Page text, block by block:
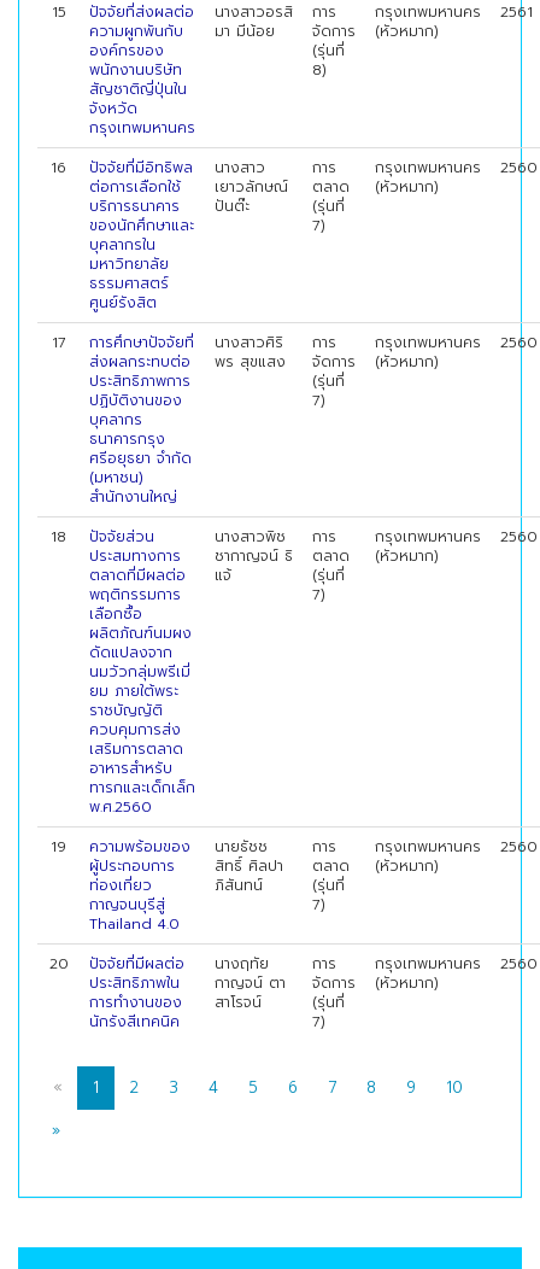
15
ปัจจัยที่ส่งผลต่อ
ความผูกพันกับ
องค์กรของ
พนักงานบริษัท
สัญชาติญี่ปุ่นใน
จังหวัด
กรุงเทพมหานคร
นางสาวอรสิ
มา มีน้อย
การ
จัดการ
(รุ่นที่
8)
กรุงเทพมหานคร
(หัวหมาก)
2561
16
ปัจจัยที่มีอิทธิพล
ต่อการเลือกใช้
บริการธนาคาร
ของนักศึกษาและ
บุคลากรใน
มหาวิทยาลัย
ธรรมศาสตร์
ศูนย์รังสิต
นางสาว
เยาวลักษณ์
ปันต๊ะ
การ
ตลาด
(รุ่นที่
7)
กรุงเทพมหานคร
(หัวหมาก)
2560
17
การศึกษาปัจจัยที่
ส่งผลกระทบต่อ
ประสิทธิภาพการ
ปฏิบัติงานของ
บุคลากร
ธนาคารกรุง
ศรีอยุธยา จำกัด
(มหาชน)
สำนักงานใหญ่
นางสาวศิริ
พร สุขแสง
การ
จัดการ
(รุ่นที่
7)
กรุงเทพมหานคร
(หัวหมาก)
2560
18
ปัจจัยส่วน
ประสมทางการ
ตลาดที่มีผลต่อ
พฤติกรรมการ
เลือกซื้อ
ผลิตภัณฑ์นมผง
ดัดแปลงจาก
นมวัวกลุ่มพรีเมี่
ยม ภายใต้พระ
ราชบัญญัติ
ควบคุมการส่ง
เสริมการตลาด
อาหารสําหรับ
ทารกและเด็กเล็ก
พ.ศ.2560
นางสาวพิช
ชากาญจน์ ธิ
แจ้
การ
ตลาด
(รุ่นที่
7)
กรุงเทพมหานคร
(หัวหมาก)
2560
19
ความพร้อมของ
ผู้ประกอบการ
ท่องเที่ยว
กาญจนบุรีสู่
Thailand 4.0
นายธัชช
สิทธิ์ ศิลปา
ภิสันทน์
การ
ตลาด
(รุ่นที่
7)
กรุงเทพมหานคร
(หัวหมาก)
2560
20
ปัจจัยที่มีผลต่อ
ประสิทธิภาพใน
การทำงานของ
นักรังสีเทคนิค
นางฤทัย
กาญจน์ ตา
สาโรจน์
การ
จัดการ
(รุ่นที่
7)
กรุงเทพมหานคร
(หัวหมาก)
2560
« 1 2 3 4 5 6 7 8 9
10
»